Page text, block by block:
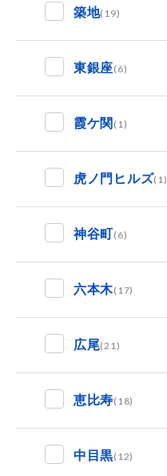
築地(19)
東銀座(6)
霞ケ関 (1)
虎ノ門ヒルズ(1)
神谷町(6)
六本木(17)
広尾(21)
恵比寿(18)
中目黒(12)